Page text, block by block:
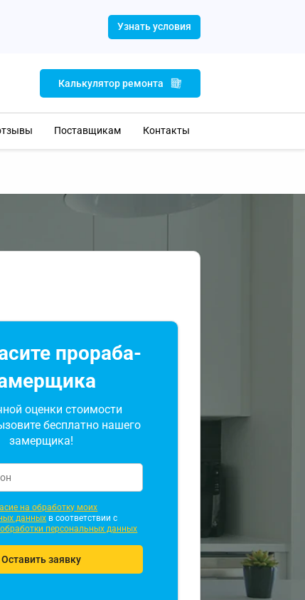
Узнать условия
Калькулятор ремонта
Поставщикам Контакты
прораба-
оценки стоимости
бесплатно нашего
замерщика!
на обработку моих
данных в соответствии с
персональных данных
Оставить заявку